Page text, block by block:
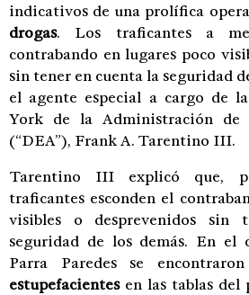
indicativos de una prolífica
drogas. Los traficantes a
contrabando en lugares poco
sin tener en cuenta la seguridad
el agente especial a cargo de
York de la Administración de
(“DEA”), Frank A. Tarentino III.
Tarentino III explicó que,
traficantes esconden el
visibles o desprevenidos sin
seguridad de los demás. En el
Parra Paredes se encontraron
estupefacientesen las tablas del